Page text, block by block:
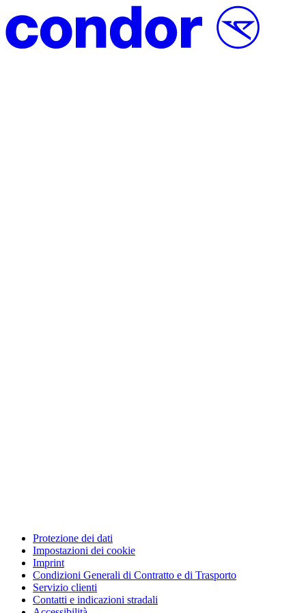
Protezione dei dati
Impostazioni dei cookie
Imprint
Condizioni Generali di Contratto e di Trasporto
Servizio clienti
Contatti e indicazioni stradali